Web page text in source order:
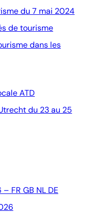
du 7 mai 2024
de tourisme
dans les
ATD
du 23 au 25
FR GB NL DE